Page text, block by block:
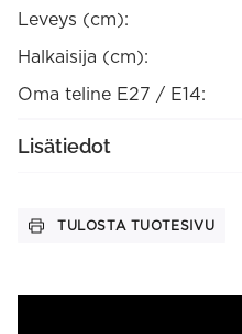
Leveys (cm):
Halkaisija (cm):
Oma teline E27 / E14:
Lisätiedot
TULOSTA TUOTESIVU